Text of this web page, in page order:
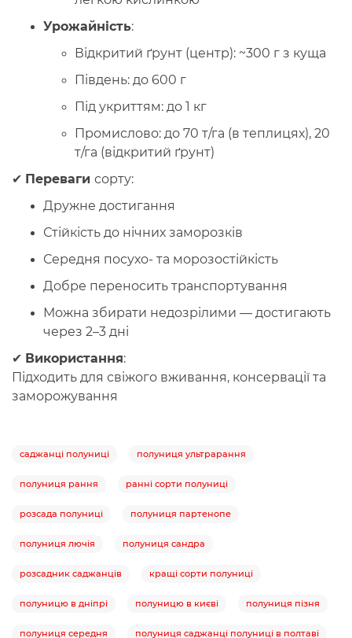
Урожайність:
Відкритий ґрунт (центр): ~300 г з куща
Південь: до 600 г
Під укриттям: до 1 кг
Промислово: до 70 т/га (в теплицях), 20
т/га (відкритий ґрунт)
✔ Переваги сорту:
Дружне достигання
Стійкість до нічних заморозків
Середня посухо- та морозостійкість
Добре переносить транспортування
Можна збирати недозрілими — достигають
через 2–3 дні
✔ Використання:
Підходить для свіжого вживання, консервації та
заморожування
саджанці полуниці полуниця ультрарання
полуниця рання ранні сорти полуниці
розсада полуниці полуниця партенопе
полуниця лючія полуниця сандра
розсадник саджанців кращі сорти полуниці
полуницю в дніпрі полуницю в києві полуниця пізня
полуниця середня полуниця саджанці полуниці в полтаві